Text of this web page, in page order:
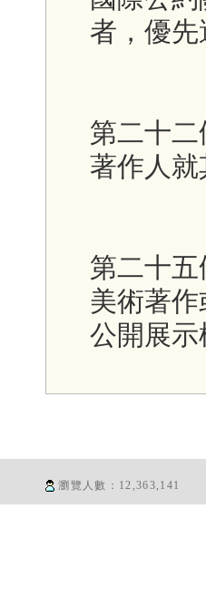
者，優先
第二十
著作人
第二十
美術著
公開展示
瀏覽人數： 12,363,141